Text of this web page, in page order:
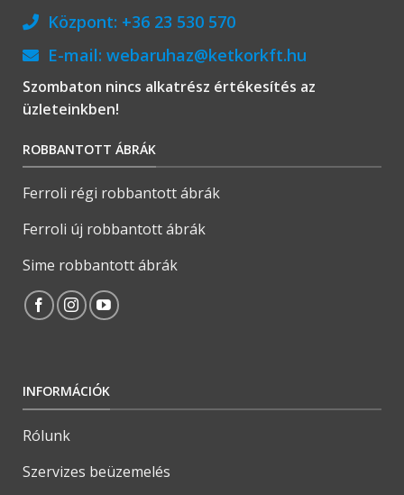
Központ: +36 23 530 570
E-mail: webaruhaz@ketkorkft.hu
Szombaton nincs alkatrész értékesítés az
üzleteinkben!
ROBBANTOTT ÁBRÁK
Ferroli régi robbantott ábrák
Ferroli új robbantott ábrák
Sime robbantott ábrák
INFORMÁCIÓK
Rólunk
Szervizes beüzemelés